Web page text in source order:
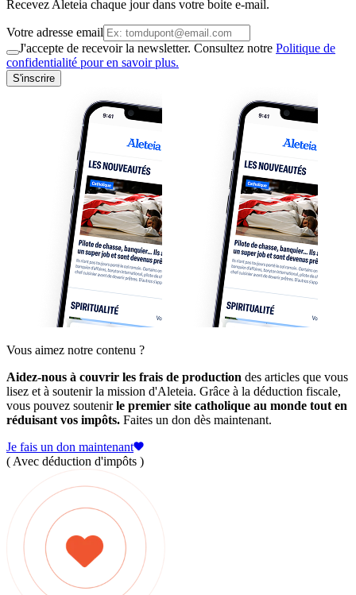
Recevez Aleteia chaque jour dans votre boite e-mail.
Votre adresse email
J'accepte de recevoir la newsletter. Consultez notre Politique de
confidentialité pour en savoir plus.
S'inscrire
Vous aimez notre contenu ?
Aidez-nous à couvrir les frais de production des articles que vous
lisez et à soutenir la mission d'Aleteia. Grâce à la déduction fiscale,
vous pouvez soutenirle premier site catholique au monde tout en
réduisant vos impôts. Faites un don dès maintenant.
Je fais un don maintenant
( Avec déduction d'impôts )